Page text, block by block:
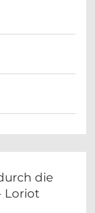
die
Loriot